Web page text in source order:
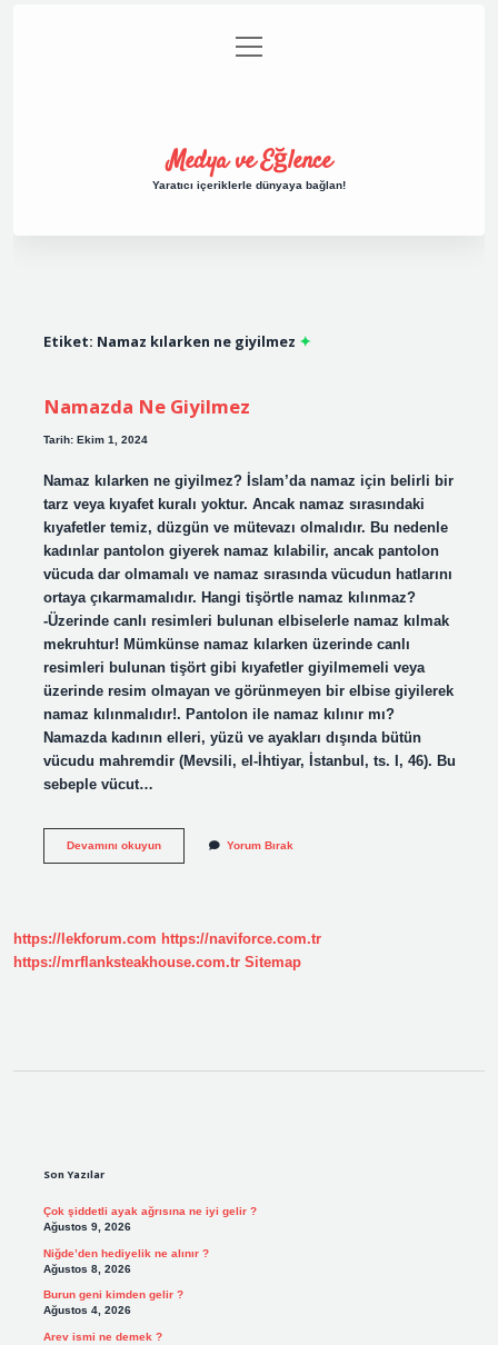
Gizlilik Politikası
menüyü
aç
Medya ve Eğlence
Yaratıcı içeriklerle dünyaya bağlan!
Etiket: Namaz kılarken ne giyilmez
Namazda Ne Giyilmez
Tarih: Ekim 1, 2024
Namaz kılarken ne giyilmez? İslam’da namaz için belirli bir
tarz veya kıyafet kuralı yoktur. Ancak namaz sırasındaki
kıyafetler temiz, düzgün ve mütevazı olmalıdır. Bu nedenle
kadınlar pantolon giyerek namaz kılabilir, ancak pantolon
vücuda dar olmamalı ve namaz sırasında vücudun hatlarını
ortaya çıkarmamalıdır. Hangi tişörtle namaz kılınmaz?
-Üzerinde canlı resimleri bulunan elbiselerle namaz kılmak
mekruhtur! Mümkünse namaz kılarken üzerinde canlı
resimleri bulunan tişört gibi kıyafetler giyilmemeli veya
üzerinde resim olmayan ve görünmeyen bir elbise giyilerek
namaz kılınmalıdır!. Pantolon ile namaz kılınır mı?
Namazda kadının elleri, yüzü ve ayakları dışında bütün
vücudu mahremdir (Mevsili, el-İhtiyar, İstanbul, ts. I, 46). Bu
sebeple vücut…
Devamını okuyunNamazda
Yorum Bırak
https://lekforum.com https://naviforce.com.tr
https://mrflanksteakhouse.com.tr Sitemap
Son Yazılar
Çok şiddetli ayak ağrısına ne iyi gelir ?
Ağustos 9, 2026
Niğde’den hediyelik ne alınır ?
Ağustos 8, 2026
Burun geni kimden gelir ?
Ağustos 4, 2026
Arev ismi ne demek ?